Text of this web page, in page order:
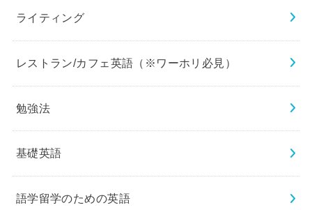
ライティング
レストラン/カフェ英語（※ワーホリ必見）
勉強法
基礎英語
語学留学のための英語